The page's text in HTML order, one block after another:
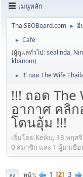
เมนูหลัก
ThaiSEOBoard.com ► อื่
►
Cafe
(ผู้ดูแลทั่วไป:sealinda,
khanom)
► !!! ถอด The Wife
!!! ถอด The
อากาศ คลิ
โดนอุ้ม !!!
เริ่มโดย Keiku, 13 พฤศ
0 สมาชิก และ 1 ผู้มาเยื
ลง หน้า 1 2 3